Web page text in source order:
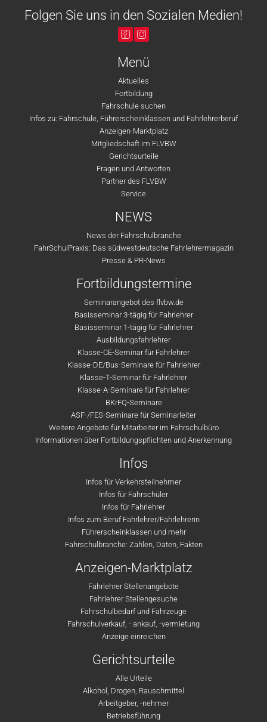
Folgen Sie uns in den Sozialen Medien!
Menü
Aktuelles
Fortbildung
Fahrschule suchen
Infos zu: Fahrschule, Führerscheinklassen und Fahrlehrerberuf
Anzeigen-Marktplatz
Mitgliedschaft im FLVBW
Gerichtsurteile
Fragen und Antworten
Partner des FLVBW
Service
NEWS
News der Fahrschulbranche
FahrSchulPraxis: Das südwestdeutsche Fahrlehrermagazin
Presse & PR-News
Fortbildungstermine
Seminarangebot des flvbw.de
Basisseminar 3-tägig für Fahrlehrer
Basisseminar 1-tägig für Fahrlehrer
Ausbildungsfahrlehrer
Klasse-CE-Seminar für Fahrlehrer
Klasse-DE/Bus-Seminare für Fahrlehrer
Klasse-T-Seminar für Fahrlehrer
Klasse-A-Seminare für Fahrlehrer
BKrFQ-Seminare
ASF-/FES-Seminare für Seminarleiter
Weitere Angebote für Mitarbeiter im Fahrschulbüro
Informationen über Fortbildungspflichten und Anerkennung
Infos
Infos für Verkehrsteilnehmer
Infos für Fahrschüler
Infos für Fahrlehrer
Infos zum Beruf Fahrlehrer/Fahrlehrerin
Führerscheinklassen und mehr
Fahrschulbranche: Zahlen, Daten, Fakten
Anzeigen-Marktplatz
Fahrlehrer Stellenangebote
Fahrlehrer Stellengesuche
Fahrschulbedarf und Fahrzeuge
Fahrschulverkauf, - ankauf, -vermietung
Anzeige einreichen
Gerichtsurteile
Alle Urteile
Alkohol, Drogen, Rauschmittel
Arbeitgeber, -nehmer
Betriebsführung